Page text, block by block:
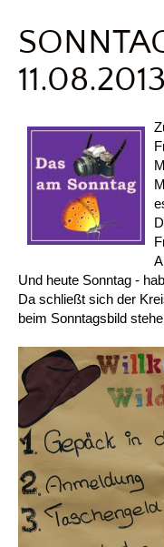
11.08.2013
Und heute Sonntag -
Da schließt sich der
beim Sonntagsbild